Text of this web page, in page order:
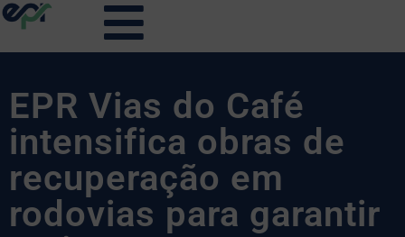
EPR Vias do Café
intensifica obras de
recuperação em
rodovias para garantir